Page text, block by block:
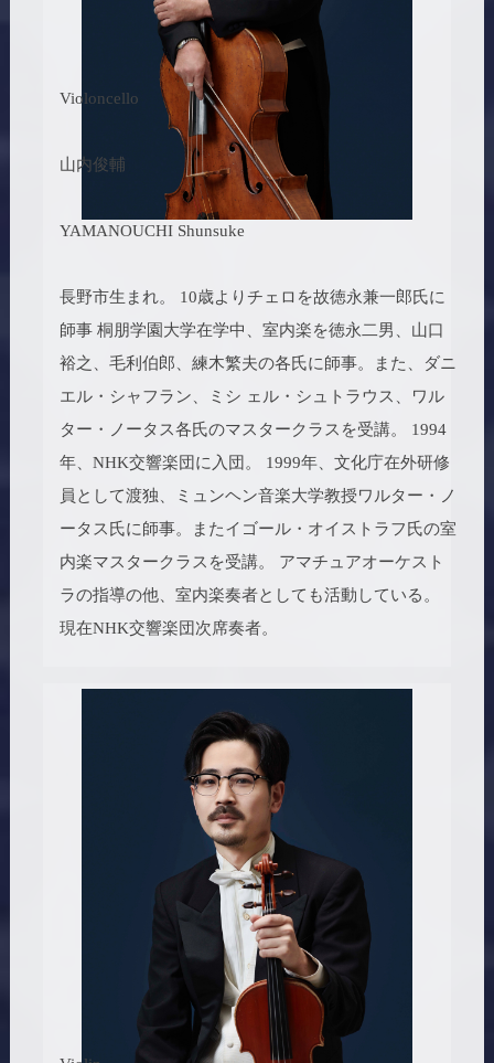
Violoncello
山内俊輔
YAMANOUCHI Shunsuke
長野市生まれ。 10歳よりチェロを故徳永兼一郎氏に
師事 桐朋学園大学在学中、室内楽を徳永二男、山口
裕之、毛利伯郎、練木繁夫の各氏に師事。また、ダニ
エル・シャフラン、ミシ ェル・シュトラウス、ワル
ター・ノータス各氏のマスタークラスを受講。 1994
年、NHK交響楽団に入団。 1999年、文化庁在外研修
員として渡独、ミュンヘン音楽大学教授ワルター・ノ
ータス氏に師事。またイゴール・オイストラフ氏の室
内楽マスタークラスを受講。 アマチュアオーケスト
ラの指導の他、室内楽奏者としても活動している。
現在NHK交響楽団次席奏者。